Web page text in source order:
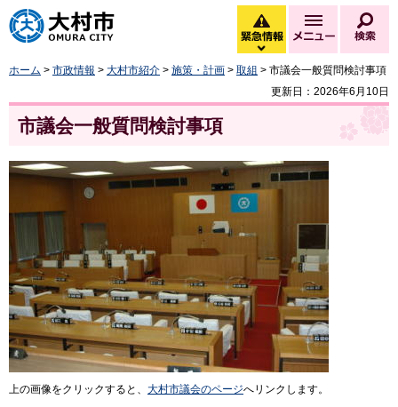
大村市
緊急情報
緊急情報を開く
メニュー
ホーム > 市政情報 > 大村市紹介 > 施策・計画 > 取組 > 市議会一般質問検討事項
更新日：2026年6月10日
市議会一般質問検討事項
上の画像をクリックすると、 大村市議会のページへリンクします。